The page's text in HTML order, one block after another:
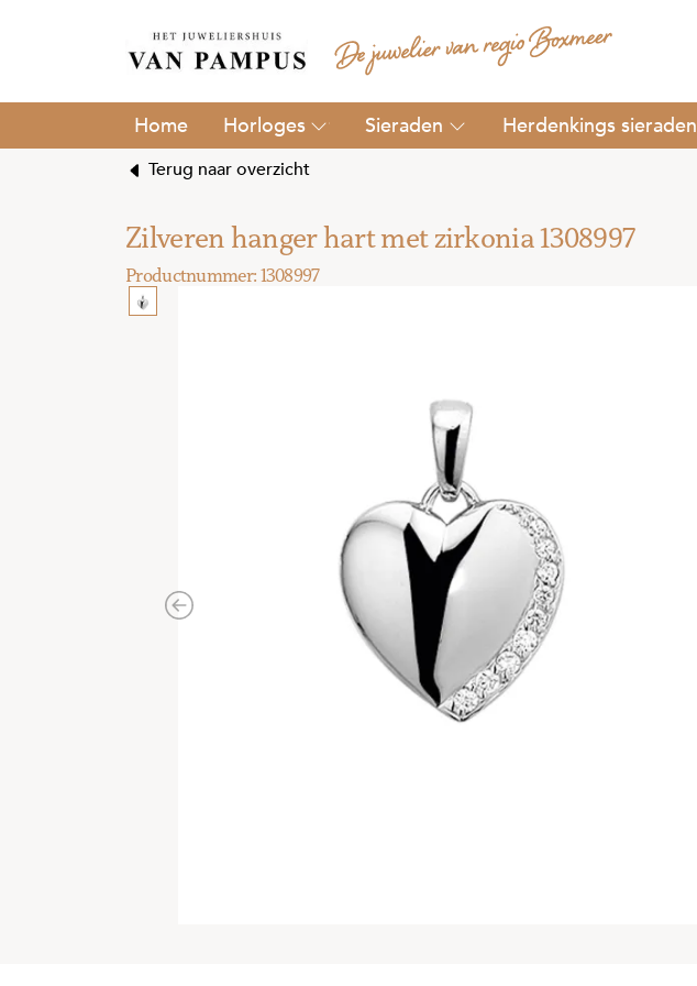
Horloges Sieraden Herdenkings sieraden
Terug naar overzicht
Zilveren hanger hart met zirkonia 1308997
Previous